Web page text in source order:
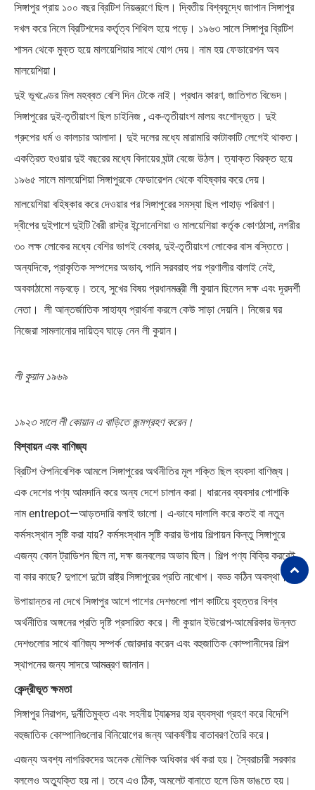
সিঙ্গাপুর প্রায় ১০০ বছর ব্রিটিশ নিয়ন্ত্রণে ছিল। দ্বিতীয় বিশ্বযুদ্ধে জাপান সিঙ্গাপুর
দখল করে নিলে ব্রিটিশদের কর্তৃত্ব শিথিল হয়ে পড়ে। ১৯৬৩ সালে সিঙ্গাপুর ব্রিটিশ
শাসন থেকে মুক্ত হয়ে মালয়েশিয়ার সাথে যোগ দেয়। নাম হয় ফেডারেশন অব
মালয়েশিয়া।
দুই ভূখণ্ডের মিল মহব্বত বেশি দিন টেকে নাই। প্রধান কারণ, জাতিগত বিভেদ।
সিঙ্গাপুরের দুই-তৃতীয়াংশ ছিল চাইনিজ , এক-তৃতীয়াংশ মালয় বংশোদ্ভূত। দুই
গ্রুপের ধর্ম ও কালচার আলাদা। দুই দলের মধ্যে মারামারি কাটাকাটি লেগেই থাকত।
একত্রিত হওয়ার দুই বছরের মধ্যে বিদায়ের ঘন্টা বেজে উঠল। ত্যাক্ত বিরক্ত হয়ে
১৯৬৫ সালে মালয়েশিয়া সিঙ্গাপুরকে ফেডারেশন থেকে বহিষ্কার করে দেয়।
মালয়েশিয়া বহিষ্কার করে দেওয়ার পর সিঙ্গাপুরের সমস্যা ছিল পাহাড় পরিমাণ।
দ্বীপের দুইপাশে দুইটি বৈরী রাস্ট্র ইন্দোনেশিয়া ও মালয়েশিয়া কর্তৃক কোণঠাসা, নগরীর
৩০ লক্ষ লোকের মধ্যে বেশির ভাগই বেকার, দুই-তৃতীয়াংশ লোকের বাস বস্তিতে।
অন্যদিকে, প্রাকৃতিক সম্পদের অভাব, পানি সরবরাহ পয় প্রণালীর বালাই নেই,
অবকাঠামো নড়বড়ে। তবে, সুখের বিষয় প্রধানমন্ত্রী লী কুয়ান ছিলেন দক্ষ এবং দূরদর্শী
নেতা। ‌ লী আন্তর্জাতিক সাহায্য প্রার্থনা করলে কেউ সাড়া দেয়নি। নিজের ঘর
নিজেরা সামলানোর দায়িত্ব ঘাড়ে নেন লী কুয়ান।
লী কুয়ান ১৯৬৯
১৯২৩ সালে লী কোয়ান এ বাড়িতে জন্মগ্রহণ করেন।
বিশ্বায়ন এবং বাণিজ্য
ব্রিটিশ ঔপনিবেশিক আমলে সিঙ্গাপুরের অর্থনীতির মূল শক্তি ছিল ব্যবসা বাণিজ্য।
এক দেশের পণ্য আমদানি করে অন্য দেশে চালান করা। ধারনের ব্যবসার পোশাকি
নাম entrepot—আড়তদারি বলাই ভালো। এ-ভাবে দালালি করে কতই বা নতুন
কর্মসংস্থান সৃষ্টি করা যায়? কর্মসংস্থান সৃষ্টি করার উপায় শিল্পায়ন কিন্তু সিঙ্গাপুরে
এজন্য কোন ট্রাডিশন ছিল না, দক্ষ জনবলের অভাব ছিল। শিল্প পণ্য বিক্রি করবেই
বা কার কাছে? দুপাশে দুটো রাষ্ট্র সিঙ্গাপুরের প্রতি নাখোশ। বড্ড কঠিন অবস্থা।
উপায়ান্তর না দেখে সিঙ্গাপুর আশে পাশের দেশগুলো পাশ কাটিয়ে বৃহত্তর বিশ্ব
অর্থনীতির অঙ্গনের প্রতি দৃষ্টি প্রসারিত করে। লী কুয়ান ইউরোপ-আমেরিকার উন্নত
দেশগুলোর সাথে বাণিজ্য সম্পর্ক জোরদার করেন এবং বহুজাতিক কোম্পানীদের শিল্প
স্থাপনের জন্য সাদরে আমন্ত্রণ জানান।
কেন্দ্রীভূত ক্ষমতা
সিঙ্গাপুর নিরাপদ, দুর্নীতিমুক্ত এবং সহনীয় ট্যাক্সের হার ব্যবস্থা গ্রহণ করে বিদেশি
বহুজাতিক কোম্পানিগুলোর বিনিয়োগের জন্য আকর্ষণীয় বাতাবরণ তৈরি করে।
এজন্য অবশ্য নাগরিকদের অনেক মৌলিক অধিকার খর্ব করা হয়। স্বৈরাচারী সরকার
বললেও অত্যুক্তি হয় না। তবে এও ঠিক, অমলেট বানাতে হলে ডিম ভাঙতে হয়।